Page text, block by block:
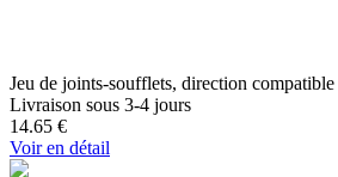
Jeu de joints-soufflets, direction
Livraison sous 3-4 jours
14.65 €
Voir en détail